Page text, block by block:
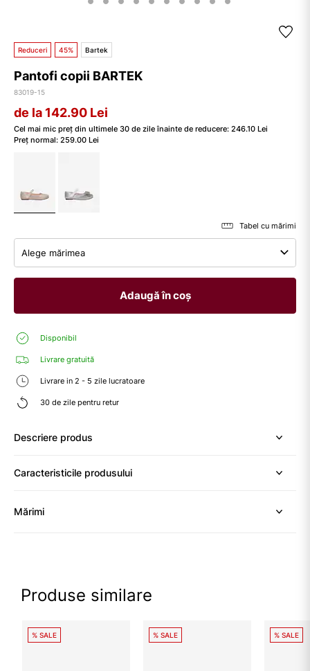
Reduceri 45% Bartek
Pantofi copii BARTEK
83019-15
de la 142.90 Lei
Cel mai mic preț din ultimele 30 de zile înainte de reducere: 246.10 Lei
Preț normal: 259.00 Lei
Tabel cu mărimi
Alege mărimea
Adaugă în coș
Disponibil
Livrare gratuită
Livrare in 2 - 5 zile lucratoare
30 de zile pentru retur
Descriere produs
Caracteristicile produsului
Mărimi
Produse similare
% SALE % SALE % SALE